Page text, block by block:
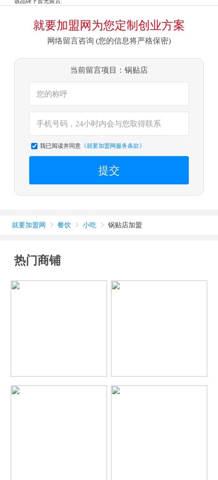
就要加盟网为您定制创业方案
网络留言咨询 (您的信息将严格保密)
当前留言项目：锅贴店
我已阅读并同意《就要加盟网服务条款》
提交
就要加盟网  餐饮  小吃  锅贴店加盟
热门商铺